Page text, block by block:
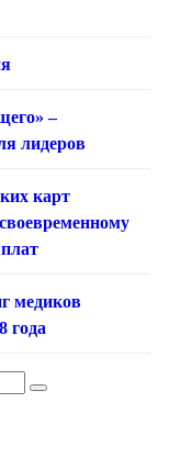
–
лидеров
карт
медиков
года